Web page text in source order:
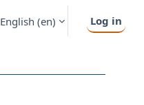
English ‎(en)‎ Log in